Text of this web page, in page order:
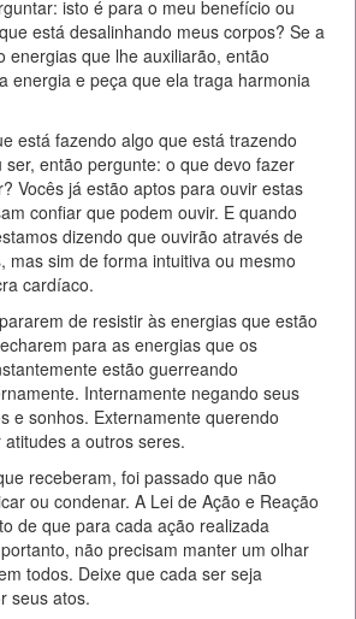
isto é para o meu benefício ou
está desalinhando meus corpos? Se a
energias que lhe auxiliarão, então
energia e peça que ela traga harmonia
está fazendo algo que está trazendo
então pergunte: o que devo fazer
Vocês já estão aptos para ouvir estas
confiar que podem ouvir. E quando
dizendo que ouvirão através de
mas sim de forma intuitiva ou mesmo
cardíaco.
de resistir às energias que estão
para as energias que os
estão guerreando
Internamente negando seus
e sonhos. Externamente querendo
a outros seres.
receberam, foi passado que não
ou condenar. A Lei de Ação e Reação
de que para cada ação realizada
não precisam manter um olhar
todos. Deixe que cada ser seja
seus atos.